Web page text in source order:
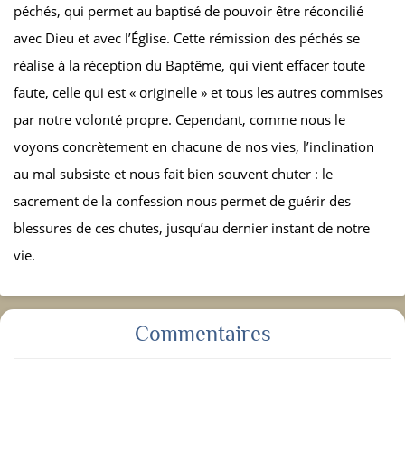
péchés, qui permet au baptisé de pouvoir être réconcilié
avec Dieu et avec l’Église. Cette rémission des péchés se
réalise à la réception du Baptême, qui vient effacer toute
faute, celle qui est « originelle » et tous les autres commises
par notre volonté propre. Cependant, comme nous le
voyons concrètement en chacune de nos vies, l’inclination
au mal subsiste et nous fait bien souvent chuter : le
sacrement de la confession nous permet de guérir des
blessures de ces chutes, jusqu’au dernier instant de notre
vie.
Commentaires